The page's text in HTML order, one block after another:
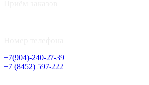
+7(904)-240-27-39
+7 (8452) 597-222